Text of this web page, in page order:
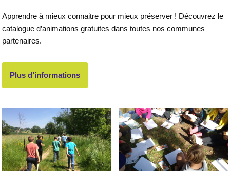
Apprendre à mieux connaitre pour mieux préserver ! Découvrez le
catalogue d’animations gratuites dans toutes nos communes
partenaires.
Plus d’informations